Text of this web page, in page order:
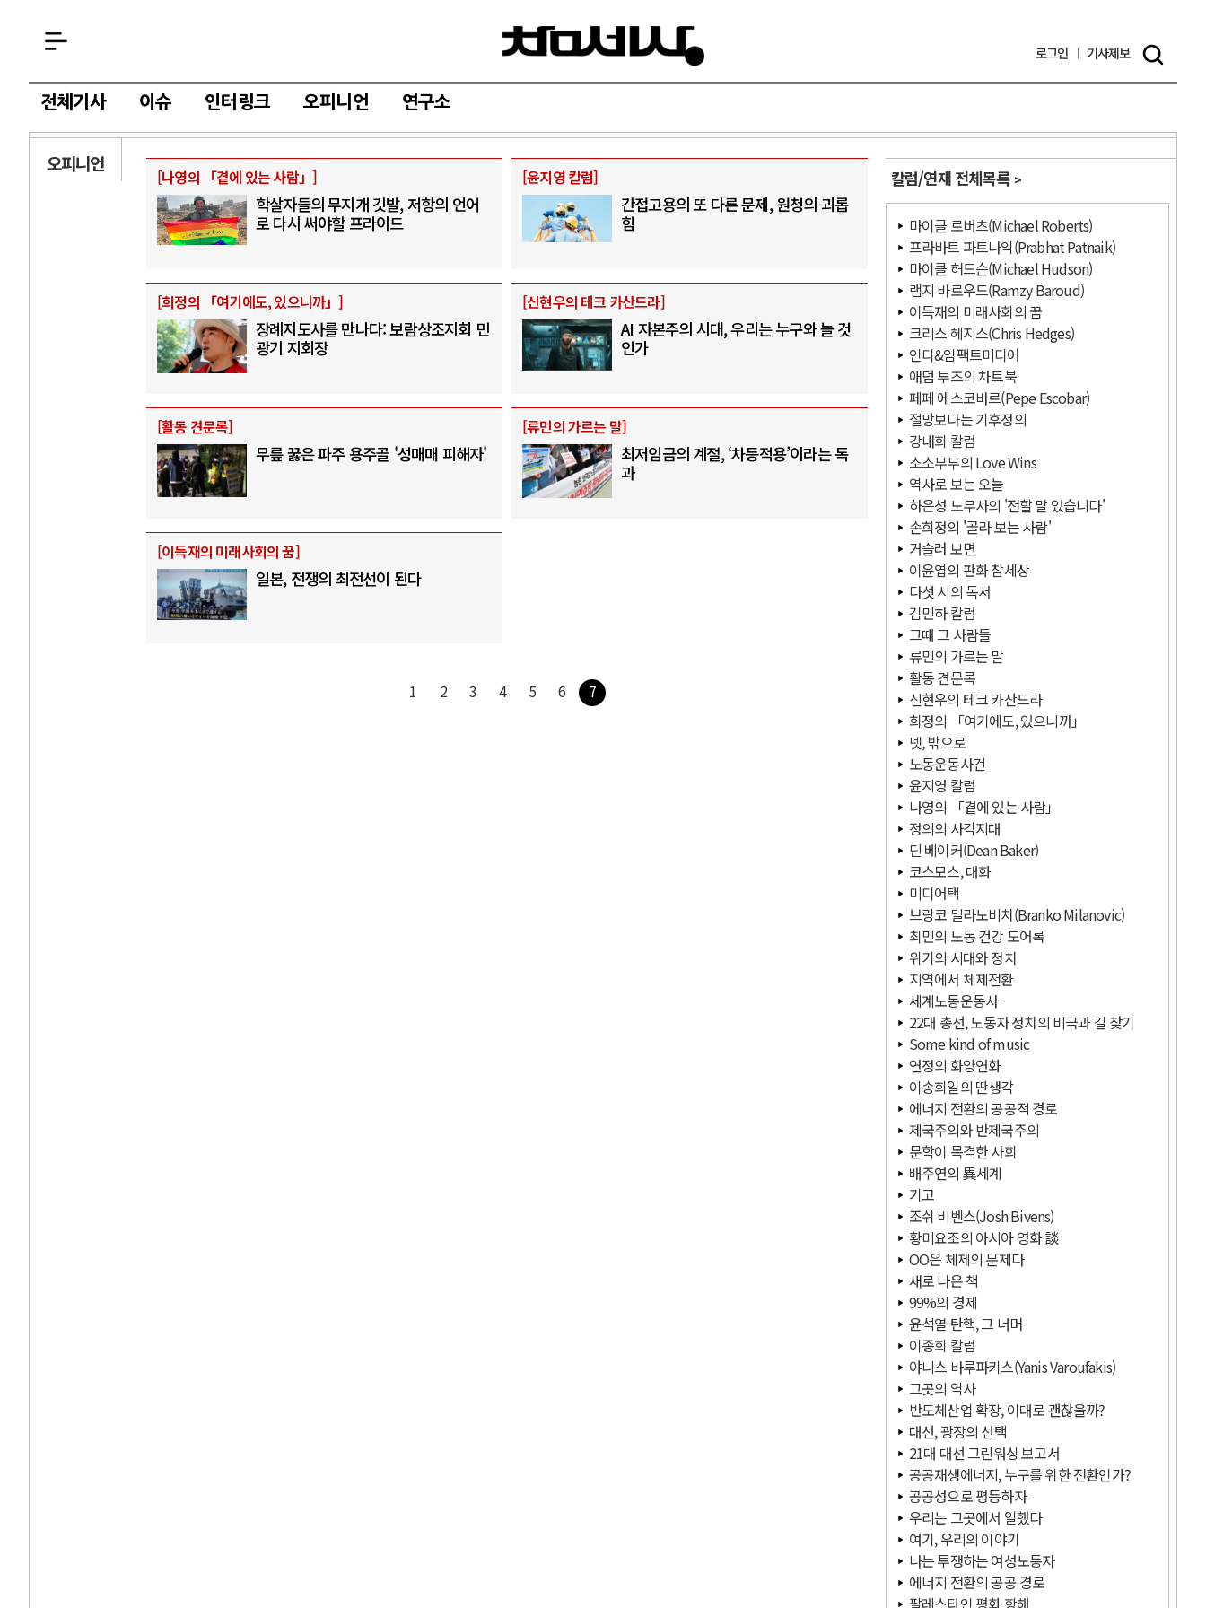
로그인 기사제보
전체기사 이슈 인터링크 오피니언 연구소
오피니언
[나영의 「곁에 있는 사람」]
학살자들의 무지개 깃발, 저항의 언어
로 다시 써야할 프라이드
[윤지영 칼럼]
간접고용의 또 다른 문제, 원청의 괴롭
힘
[희정의 「여기에도, 있으니까」]
장례지도사를 만나다: 보람상조지회 민
광기 지회장
[신현우의 테크 카산드라]
AI 자본주의 시대, 우리는 누구와 놀 것
인가
[활동 견문록]
무릎 꿇은 파주 용주골 '성매매 피해자'
[류민의 가르는 말]
최저임금의 계절, ‘차등적용’이라는 독
과
[이득재의 미래사회의 꿈]
일본, 전쟁의 최전선이 된다
1 2 3 4 5 6 7
칼럼/연재 전체목록
마이클 로버츠(Michael Roberts)
프라바트 파트나익(Prabhat Patnaik)
마이클 허드슨(Michael Hudson)
램지 바로우드(Ramzy Baroud)
이득재의 미래사회의 꿈
크리스 헤지스(Chris Hedges)
인디&임팩트미디어
애덤 투즈의 차트북
페페 에스코바르(Pepe Escobar)
절망보다는 기후정의
강내희 칼럼
소소부부의 Love Wins
역사로 보는 오늘
하은성 노무사의 '전할 말 있습니다'
손희정의 '골라 보는 사람'
거슬러 보면
이윤엽의 판화 참세상
다섯 시의 독서
김민하 칼럼
그때 그 사람들
류민의 가르는 말
활동 견문록
신현우의 테크 카산드라
희정의 「여기에도, 있으니까」
넷, 밖으로
노동운동사건
윤지영 칼럼
나영의 「곁에 있는 사람」
정의의 사각지대
딘 베이커(Dean Baker)
코스모스, 대화
미디어택
브랑코 밀라노비치(Branko Milanovic)
최민의 노동 건강 도어록
위기의 시대와 정치
지역에서 체제전환
세계노동운동사
22대 총선, 노동자 정치의 비극과 길 찾기
Some kind of music
연정의 화양연화
이송희일의 딴생각
에너지 전환의 공공적 경로
제국주의와 반제국주의
문학이 목격한 사회
배주연의 異세계
기고
조쉬 비벤스(Josh Bivens)
황미요조의 아시아 영화 談
OO은 체제의 문제다
새로 나온 책
99%의 경제
윤석열 탄핵, 그 너머
이종회 칼럼
야니스 바루파키스(Yanis Varoufakis)
그곳의 역사
반도체산업 확장, 이대로 괜찮을까?
대선, 광장의 선택
21대 대선 그린워싱 보고서
공공재생에너지, 누구를 위한 전환인가?
공공성으로 평등하자
우리는 그곳에서 일했다
여기, 우리의 이야기
나는 투쟁하는 여성노동자
에너지 전환의 공공 경로
팔레스타인 평화 항해